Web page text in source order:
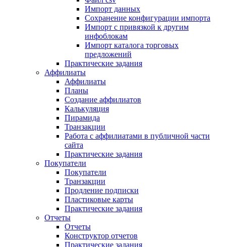
Импорт данных
Сохранение конфигурации импорта
Импорт с привязкой к другим
инфоблокам
Импорт каталога торговых
предложений
Практические задания
Аффилиаты
Аффилиаты
Планы
Создание аффилиатов
Калькуляция
Пирамида
Транзакции
Работа с аффилиатами в публичной части
сайта
Практические задания
Покупатели
Покупатели
Транзакции
Продление подписки
Пластиковые карты
Практические задания
Отчеты
Отчеты
Конструктор отчетов
Практические задания